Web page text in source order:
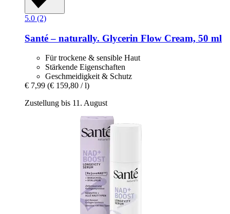
5.0 (2)
Santé – naturally. Glycerin Flow Cream, 50 ml
Für trockene & sensible Haut
Stärkende Eigenschaften
Geschmeidigkeit & Schutz
€ 7,99 (€ 159,80 / l)
Zustellung bis 11. August